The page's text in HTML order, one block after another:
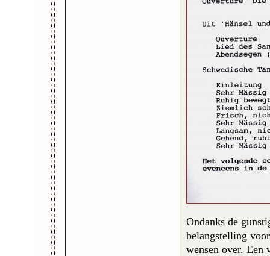
Ondanks de
belangstelling
wensen over. Een